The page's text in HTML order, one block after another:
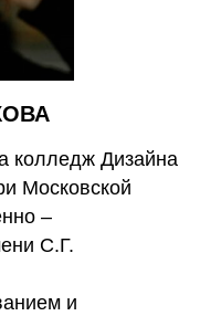
колледж Дизайна
Московской
–
С.Г.
и